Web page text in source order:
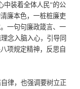
中装着全体人民”的公
廉本色，一桩桩廉吏
一句句廉政箴言、一
念入脑入心，引导同
项规定精神，反思自
律，也强调要树立正